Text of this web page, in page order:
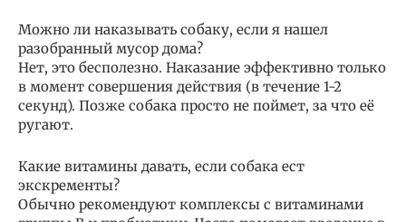
Можно ли наказывать собаку, если я нашел
разобранный мусор дома?
Нет, это бесполезно. Наказание эффективно только
в момент совершения действия (в течение 1-2
секунд). Позже собака просто не поймет, за что её
ругают.
Какие витамины давать, если собака ест
экскременты?
Обычно рекомендуют комплексы с витаминами